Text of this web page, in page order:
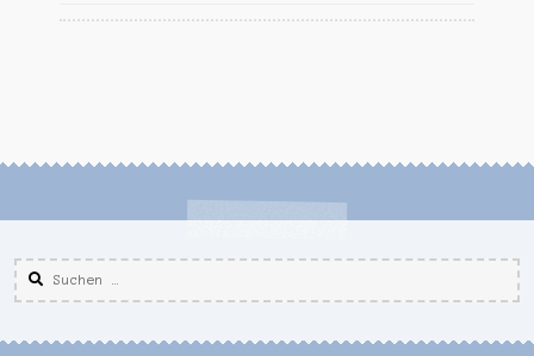
Suchen
nach: